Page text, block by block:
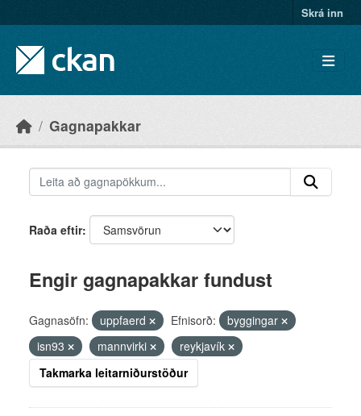
Skrá inn
Gagnapakkar
Raða eftir
Engir gagnapakkar fundust
Gagnasöfn: uppfaerd Efnisorð:
byggingar
isn93
mannvirki
reykjavík
Takmarka leitarniðurstöður